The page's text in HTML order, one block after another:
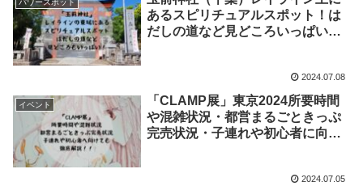
パワースポット
あるスピリチュアルスポット！は
だしの道など見どころいっぱい！
2024.07.08
イベント
「CLAMP展」東京2024所要時間
や混雑状況・都営まるごときっぷ
完売状況・子連れや初心者に向け
2024.07.05